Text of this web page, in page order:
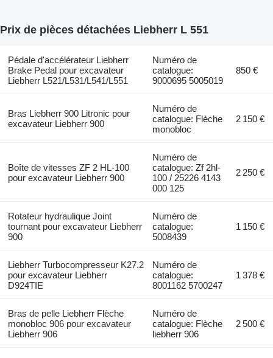
Prix de pièces détachées Liebherr L 551
Pédale d'accélérateur Liebherr
Brake Pedal pour excavateur
Liebherr L521/L531/L541/L551
Numéro de
catalogue:
9000695 5005019
850 €
Bras Liebherr 900 Litronic pour
excavateur Liebherr 900
Numéro de
catalogue: Flèche
monobloc
2 150 €
Boîte de vitesses ZF 2 HL-100
pour excavateur Liebherr 900
Numéro de
catalogue: Zf 2hl-
100 / 25226 4143
000 125
2 250 €
Rotateur hydraulique Joint
tournant pour excavateur Liebherr
900
Numéro de
catalogue:
5008439
1 150 €
Liebherr Turbocompresseur K27.2
pour excavateur Liebherr
D924TIE
Numéro de
catalogue:
8001162 5700247
1 378 €
Bras de pelle Liebherr Flèche
monobloc 906 pour excavateur
Liebherr 906
Numéro de
catalogue: Flèche
liebherr 906
2 500 €